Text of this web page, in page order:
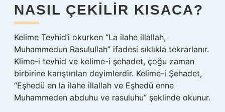
NASIL ÇEKILIR KISACA?
Kelime Tevhid’i okurken “La ilahe illallah,
Muhammedun Rasulullah” ifadesi sıklıkla tekrarlanır.
Klime-i tevhid ve kelime-i şehadet, çoğu zaman
birbirine karıştırılan deyimlerdir. Kelime-i Şehadet,
“Eşhedü en la ilahe illallah ve Eşhedü enne
Muhammeden abduhu ve rasuluhu” şeklinde okunur.